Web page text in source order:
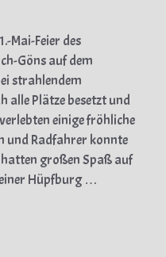
Mai-Feier des
Göns auf dem
strahlendem
alle Plätze besetzt und
einige fröhliche
und Radfahrer konnte
hatten großen Spaß auf
Hüpfburg …